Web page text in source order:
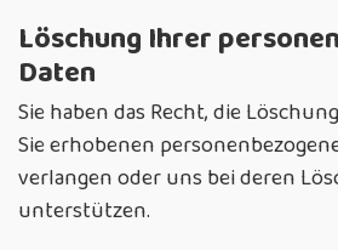
Löschung Ihrer
Daten
Sie haben das Recht, die
Sie erhobenen
verlangen oder uns bei deren
unterstützen.